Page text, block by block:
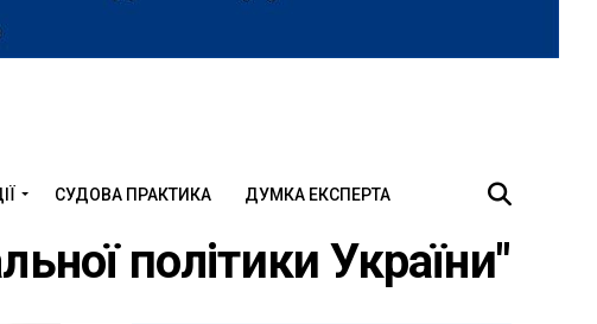
СУДОВА ПРАКТИКА ДУМКА ЕКСПЕРТА
політики України"